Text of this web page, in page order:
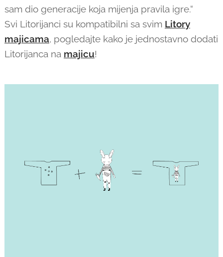
sam dio generacije koja mijenja pravila igre.“
Svi Litorijanci su kompatibilni sa svim Litory
majicama, pogledajte kako je jednostavno dodati
Litorijanca na majicu!